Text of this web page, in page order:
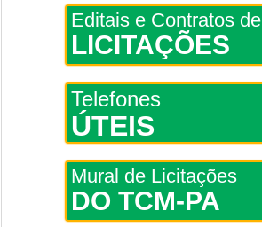
Editais e Contratos de
LICITAÇÕES
Telefones
ÚTEIS
Mural de Licitações
DO TCM-PA